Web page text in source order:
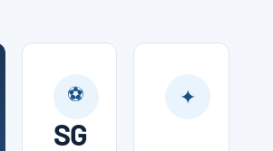
⚽
SG
✦